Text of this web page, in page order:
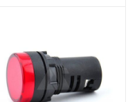
Количество в упаковке
Единицы измерения
123
Тип напряжения
VAC